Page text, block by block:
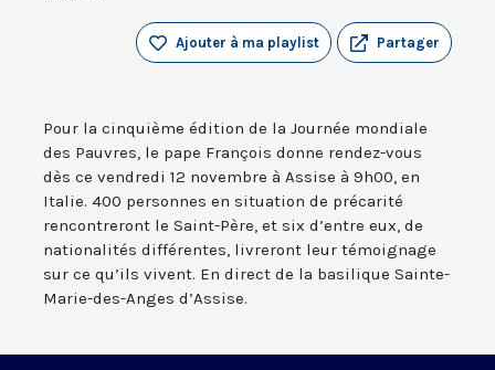
Partager
Ajouter à ma playlist
Pour la cinquième édition de la Journée mondiale
des Pauvres, le pape François donne rendez-vous
dès ce vendredi 12 novembre à Assise à 9h00, en
Italie. 400 personnes en situation de précarité
rencontreront le Saint-Père, et six d’entre eux, de
nationalités différentes, livreront leur témoignage
sur ce qu’ils vivent. En direct de la basilique Sainte-
Marie-des-Anges d’Assise.